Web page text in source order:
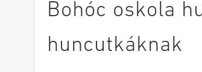
Bohóc oskola
huncutkáknak